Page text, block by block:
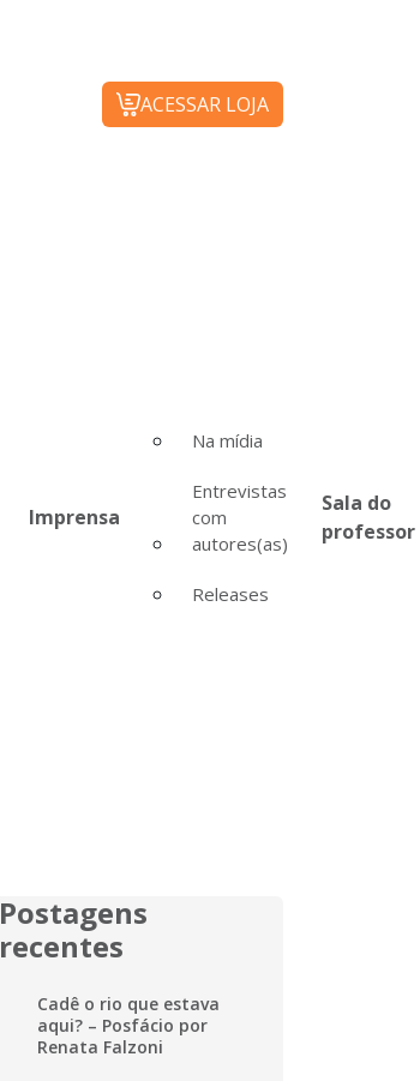
ACESSAR LOJA
Imprensa
Na mídia
Entrevistas
com
autores(as)
Releases
Sala do
professor
Postagens
recentes
Cadê o rio que estava
aqui? – Posfácio por
Renata Falzoni